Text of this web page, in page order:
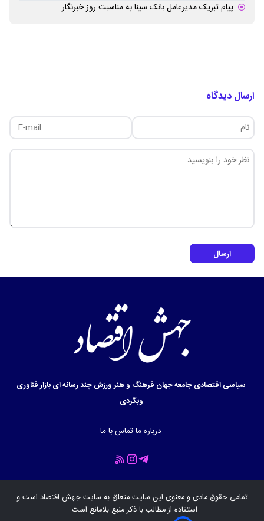
پیام تبریک مدیرعامل بانک سینا به مناسبت روز خبرنگار
ارسال دیدگاه
ارسال
سیاسیاقتصادیجامعهجهان فرهنگ و هنرورزشچند رسانه ایبازارفناوری
وبگردی
درباره ماتماس با ما
تمامی حقوق مادی و معنوی این سایت متعلق به سایتجهش اقتصاد است و
استفاده از مطالب با ذکر منبع بلامانع است .